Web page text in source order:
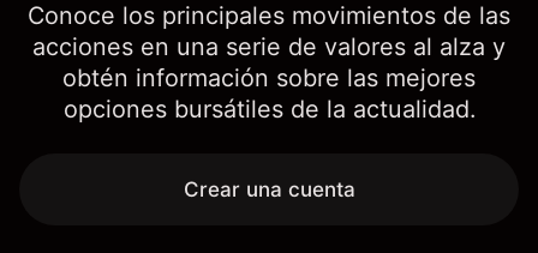
Conoce los principales movimientos de las
acciones en una serie de valores al alza y
obtén información sobre las mejores
opciones bursátiles de la actualidad.
Crear una cuenta